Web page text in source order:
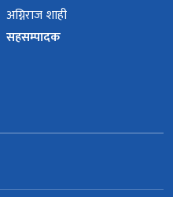
अग्निराज शाही
सहसम्पादक